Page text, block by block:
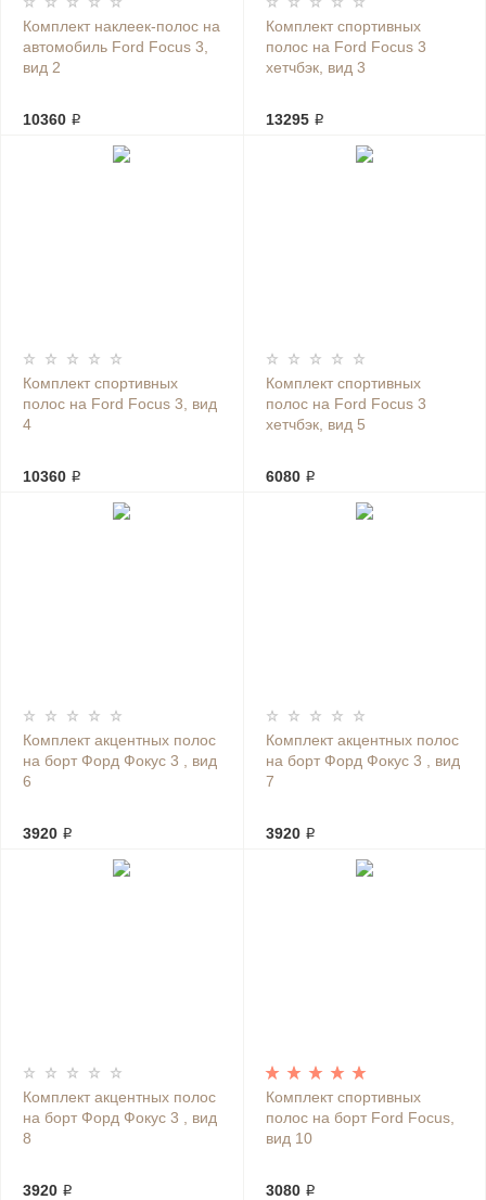
Комплект наклеек-полос на
автомобиль Ford Focus 3,
вид 2
10360 ₽
Комплект спортивных
полос на Ford Focus 3
хетчбэк, вид 3
13295 ₽
Комплект спортивных
полос на Ford Focus 3, вид
4
10360 ₽
Комплект спортивных
полос на Ford Focus 3
хетчбэк, вид 5
6080 ₽
Комплект акцентных полос
на борт Форд Фокус 3 , вид
6
3920 ₽
Комплект акцентных полос
на борт Форд Фокус 3 , вид
7
3920 ₽
Комплект акцентных полос
на борт Форд Фокус 3 , вид
8
3920 ₽
Комплект спортивных
полос на борт Ford Focus,
вид 10
3080 ₽